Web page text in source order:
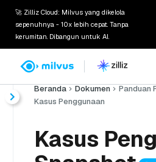
🚀 Zilliz Cloud: Milvus yang dikelola
sepenuhnya - 10x lebih cepat. Tanpa
kerumitan. Dibangun untuk AI.
Beranda Dokumen Panduan
Kasus Penggunaan
Kasus